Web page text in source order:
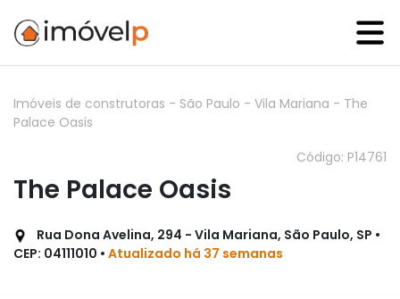
Imóveis de construtoras - São Paulo - Vila Mariana - The
Palace Oasis
Código: P14761
The Palace Oasis
Rua Dona Avelina, 294 - Vila Mariana, São Paulo, SP •
CEP: 04111010 • Atualizado há 37 semanas